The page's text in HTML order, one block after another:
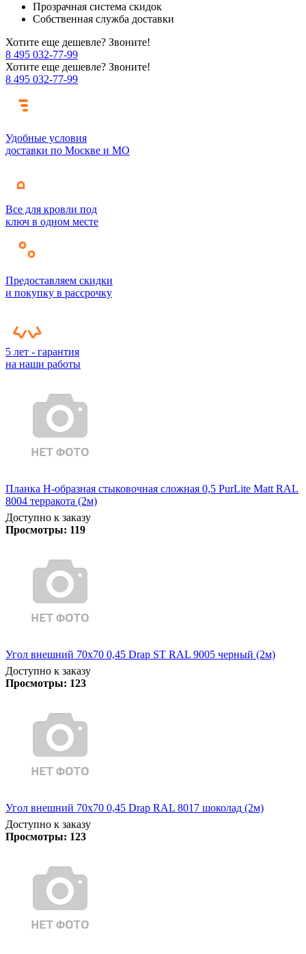
Прозрачная система скидок
Собственная служба доставки
Хотите еще дешевле? Звоните!
8 495 032-77-99
Хотите еще дешевле? Звоните!
8 495 032-77-99
Удобные условия
доставки по Москве и МО
Все для кровли под
ключ в одном месте
Предоставляем скидки
и покупку в рассрочку
5 лет - гарантия
на наши работы
Планка Н-образная стыковочная сложная 0,5 PurLite Matt RAL
8004 терракота (2м)
Доступно к заказу
Просмотры: 119
Угол внешний 70х70 0,45 Drap ST RAL 9005 черный (2м)
Доступно к заказу
Просмотры: 123
Угол внешний 70х70 0,45 Drap RAL 8017 шоколад (2м)
Доступно к заказу
Просмотры: 123